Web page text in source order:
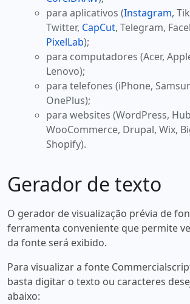
para aplicativos (Instagram,
Twitter, CapCut, Telegram,
PixelLab);
para computadores (Acer,
Lenovo);
para telefones (iPhone,
OnePlus);
para websites (WordPress,
WooCommerce, Drupal, Wix,
Shopify).
Gerador de texto
O gerador de visualização prévia de
ferramenta conveniente que permite
da fonte será exibido.
Para visualizar a fonte
basta digitar o texto ou caracteres
abaixo: